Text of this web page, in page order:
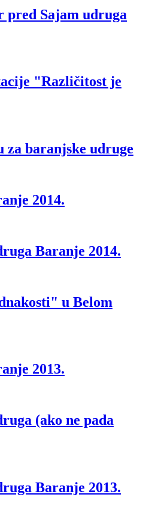
pred Sajam udruga
"Različitost je
za baranjske udruge
2014.
Baranje 2014.
u Belom
2013.
(ako ne pada
Baranje 2013.